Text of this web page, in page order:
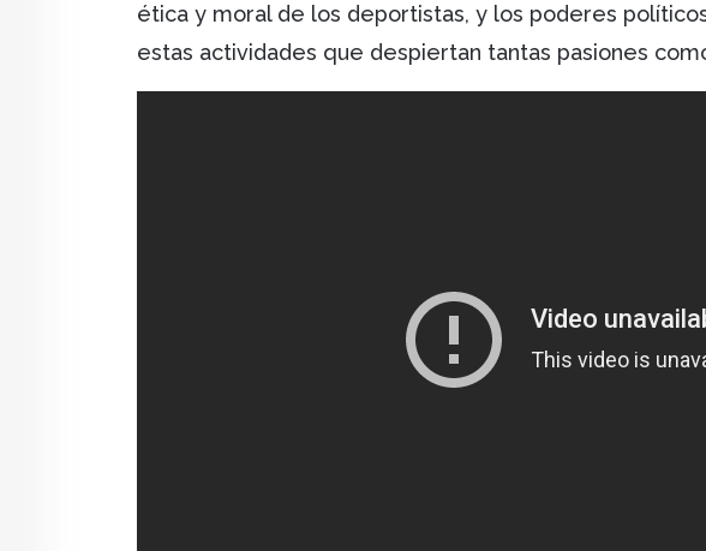
ética y moral de los deportistas, y los poderes
estas actividades que despiertan tantas pasiones